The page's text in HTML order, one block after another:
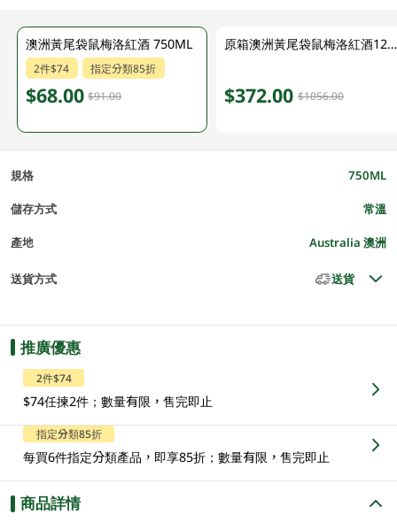
澳洲黃尾袋鼠梅洛紅酒 750ML
2件$74 指定分類85折
$68.00 $91.00
原箱澳洲黃尾袋鼠梅洛紅酒12 x 750ML
$372.00 $1056.00
規格 750ML
儲存方式 常溫
產地 Australia 澳洲
送貨方式 送貨
推廣優惠
2件$74
$74任揀2件；數量有限，售完即止
指定分類85折
每買6件指定分類產品，即享85折；數量有限，售完即止
商品詳情